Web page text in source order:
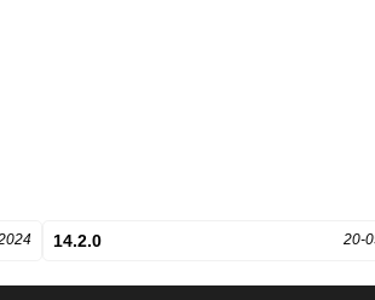
14.2.0 20-